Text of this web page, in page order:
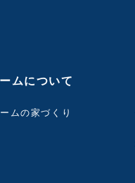
ムについて
ムの家づくり